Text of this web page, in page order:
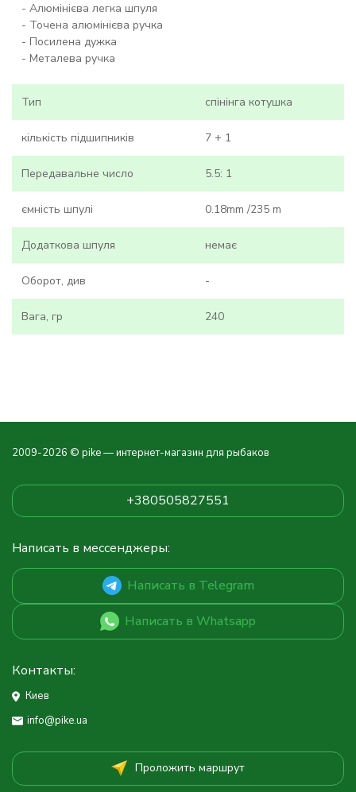
- Алюмінієва легка шпуля
- Точена алюмінієва ручка
- Посилена дужка
- Металева ручка
Тип спінінга котушка
кількість підшипників 7 + 1
Передавальне число 5.5: 1
ємність шпулі 0.18mm /235 m
Додаткова шпуля немає
Оборот, див -
Вага, гр 240
2009-2026 © pike — интернет-магазин для рыбаков
+380505827551
Написать в мессенджеры:
Написать в Telegram
Написать в Whatsapp
Контакты:
Киев
info@pike.ua
Проложить маршрут